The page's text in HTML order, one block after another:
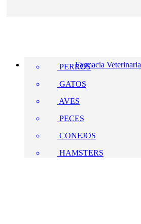
Farmacia Veterinaria
PERROS
GATOS
AVES
PECES
CONEJOS
HAMSTERS